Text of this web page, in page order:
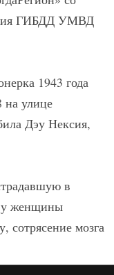
ГИБДД УМВД
1943 года
улице
Дэу Нексия,
в
у женщины
сотрясение мозга